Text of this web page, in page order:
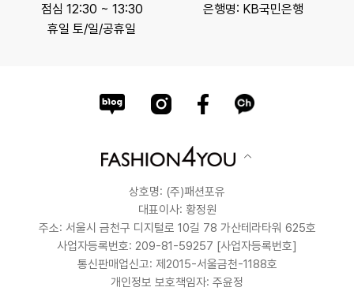
점심 12:30 ~ 13:30
휴일 토/일/공휴일
은행명: KB국민은행
상호명: (주)패션포유
대표이사: 황정원
주소: 서울시 금천구 디지털로 10길 78 가산테라타워 625호
사업자등록번호: 209-81-59257 [사업자등록번호]
통신판매업신고: 제2015-서울금천-1188호
개인정보 보호책임자: 주윤정